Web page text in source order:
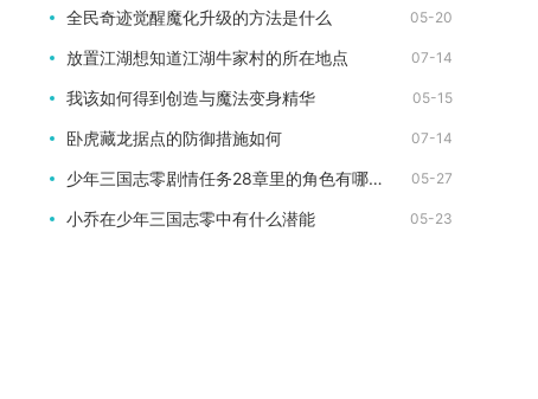
全民奇迹觉醒魔化升级的方法是什么 05-20
放置江湖想知道江湖牛家村的所在地点 07-14
我该如何得到创造与魔法变身精华 05-15
卧虎藏龙据点的防御措施如何 07-14
少年三国志零剧情任务28章里的角色有哪些新加入的 05-27
小乔在少年三国志零中有什么潜能 05-23